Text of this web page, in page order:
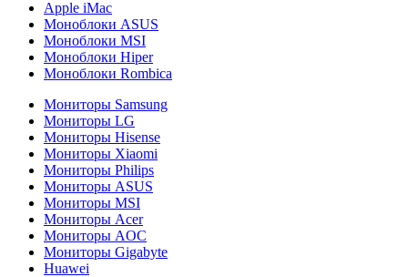
Apple iMac
Моноблоки ASUS
Моноблоки MSI
Моноблоки Hiper
Моноблоки Rombica
Мониторы Samsung
Мониторы LG
Мониторы Hisense
Мониторы Xiaomi
Мониторы Philips
Мониторы ASUS
Мониторы MSI
Мониторы Acer
Мониторы AOC
Мониторы Gigabyte
Huawei